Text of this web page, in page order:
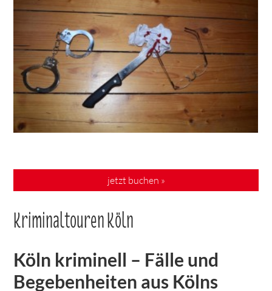
jetzt buchen »
Kriminaltouren Köln
Köln kriminell – Fälle und
Begebenheiten aus Kölns